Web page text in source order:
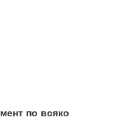
по всяко